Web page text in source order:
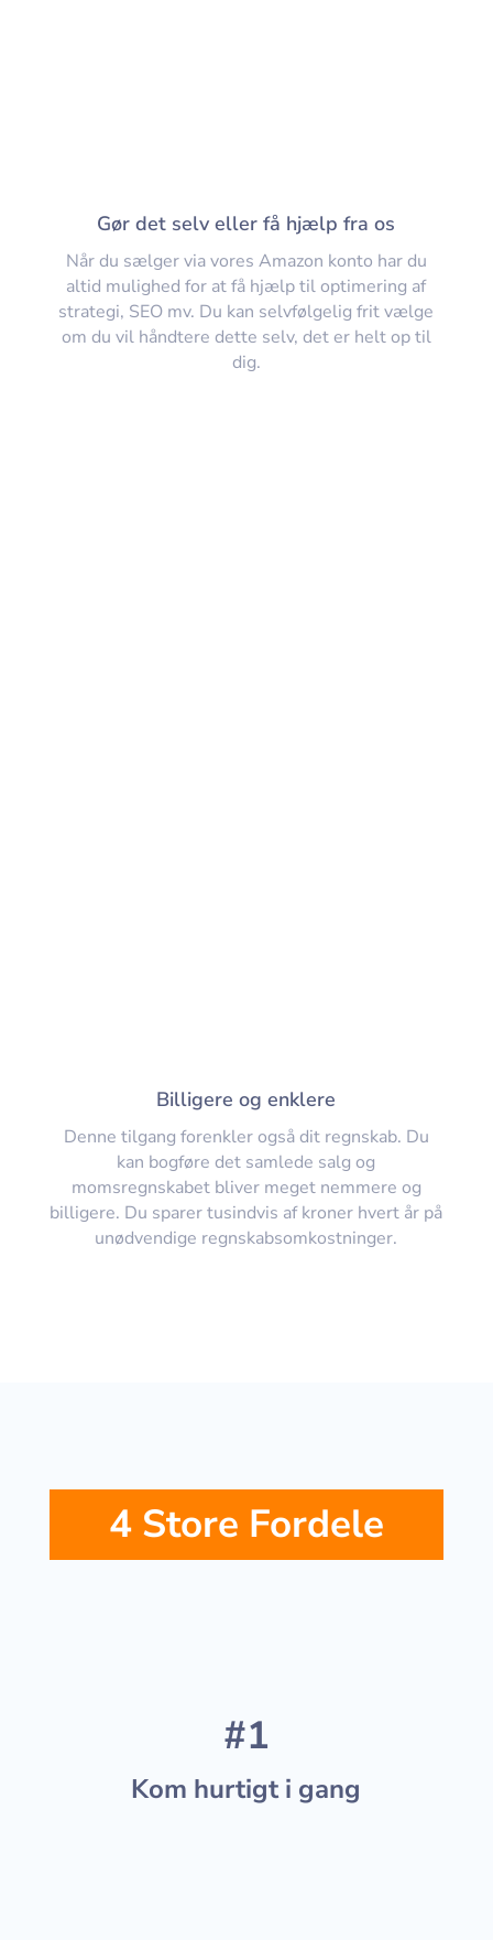
Gør det selv eller få hjælp fra os
Når du sælger via vores Amazon konto har du
altid mulighed for at få hjælp til optimering af
strategi, SEO mv. Du kan selvfølgelig frit vælge
om du vil håndtere dette selv, det er helt op til
dig.
Billigere og enklere
Denne tilgang forenkler også dit regnskab. Du
kan bogføre det samlede salg og
momsregnskabet bliver meget nemmere og
billigere. Du sparer tusindvis af kroner hvert år på
unødvendige regnskabsomkostninger.
4 Store Fordele
#1
Kom hurtigt i gang